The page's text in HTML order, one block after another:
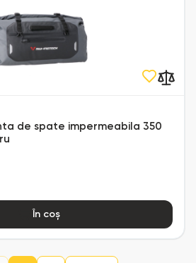
de spate impermeabila 350
În coș